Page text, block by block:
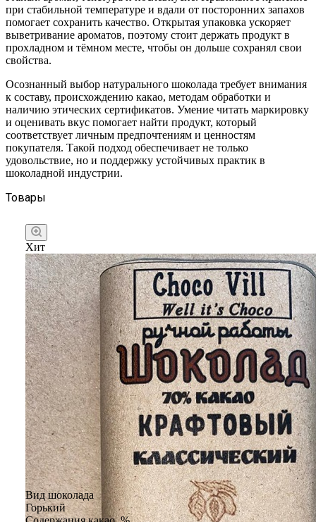
при стабильной температуре и вдали от посторонних запахов
помогает сохранить качество. Открытая упаковка ускоряет
выветривание ароматов, поэтому стоит держать продукт в
прохладном и тёмном месте, чтобы он дольше сохранял свои
свойства.
Осознанный выбор натурального шоколада требует внимания
к составу, происхождению какао, методам обработки и
наличию этических сертификатов. Умение читать маркировку
и оценивать вкус помогает найти продукт, который
соответствует личным предпочтениям и ценностям
покупателя. Такой подход обеспечивает не только
удовольствие, но и поддержку устойчивых практик в
шоколадной индустрии.
Товары
Вид шоколада
Горький
Хит